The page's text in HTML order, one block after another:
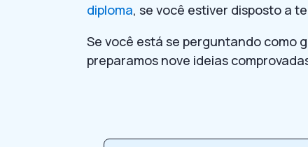
diploma, se você estiver disposto a
Se você está se perguntando como
preparamos nove ideias